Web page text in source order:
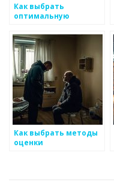
Как выбрать
оптимальную
снабжения клиентов
по металоизделиям
Как выбрать методы
оценки